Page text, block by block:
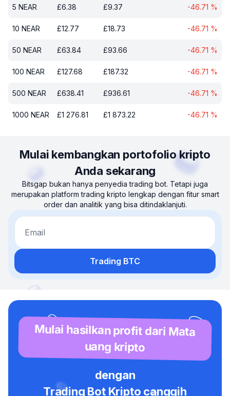
5 NEAR £6.38 £9.37 -46.71 %
10 NEAR £12.77 £18.73 -46.71 %
50 NEAR £63.84 £93.66 -46.71 %
100 NEAR £127.68 £187.32 -46.71 %
500 NEAR £638.41 £936.61 -46.71 %
1000 NEAR £1 276.81 £1 873.22 -46.71 %
Mulai kembangkan portofolio kripto
Anda sekarang
Bitsgap bukan hanya penyedia trading bot. Tetapi juga
merupakan platform trading kripto lengkap dengan fitur smart
order dan analitik yang bisa ditindaklanjuti.
Email
Trading BTC
Mulai hasilkan profit dari Mata
uang kripto
dengan
Trading Bot Kripto canggih